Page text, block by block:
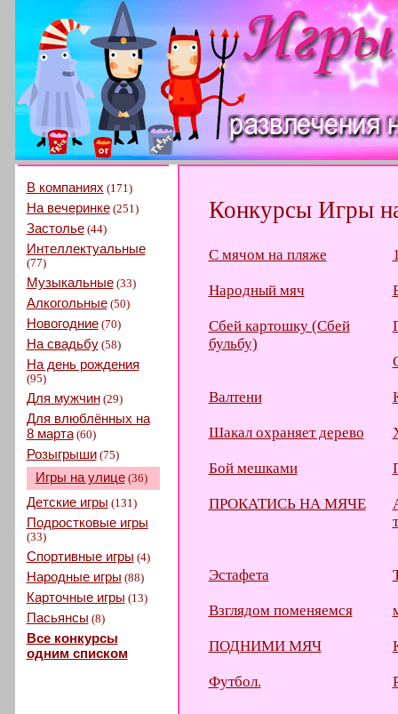
В компаниях (171)
На вечеринке(251)
Застолье(44)
Интеллектуальные
(77)
Музыкальные(33)
Алкогольные(50)
Новогодние(70)
На свадьбу(58)
На день рождения
(95)
Для мужчин(29)
Для влюблённых на
8 марта(60)
Розыгрыши(75)
Игры на улице(36)
Детские игры (131)
Подростковые игры
(33)
Спортивные игры (4)
Народные игры (88)
Карточные игры (13)
Пасьянсы (8)
Все конкурсы
одним списком
Конкурсы Игры
С мячом на пляже
Народный мяч
Сбей картошку (Сбей
бульбу)
Валтени
Шакал охраняет дерево
Бой мешками
ПРОКАТИСЬ НА МЯЧЕ
Эстафета
Взглядом поменяемся
ПОДНИМИ МЯЧ
Футбол.